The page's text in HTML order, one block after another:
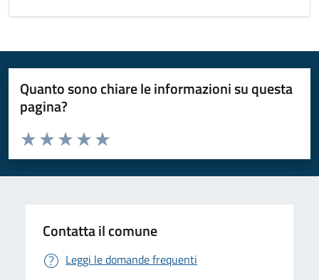
Quanto sono chiare le informazioni su questa
pagina?
Valuta da 1 a 5 stelle la pagina
Valuta 5 stelle su 5
Valuta 4 stelle su 5
Valuta 3 stelle su 5
Valuta 2 stelle su 5
Valuta 1 stelle su 5
Contatta il comune
Leggi le domande frequenti